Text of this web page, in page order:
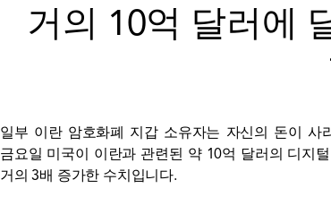
거의 10억 달러에
일부 이란 암호화폐 지갑 소유자는 자신의 돈이 사
금요일 미국이 이란과 관련된 약 10억 달러의 디지
거의 3배 증가한 수치입니다.